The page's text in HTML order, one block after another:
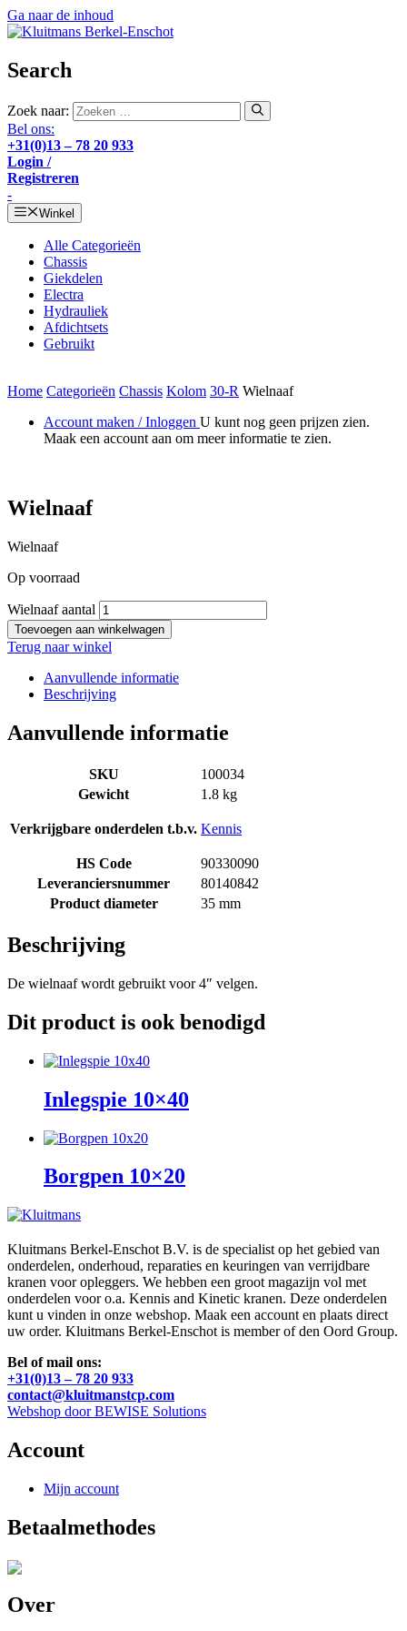
Ga naar de inhoud
Search
Zoek naar:
Bel ons:
+31(0)13 – 78 20 933
Login /
Registreren
-
Winkel
Alle Categorieën
Chassis
Giekdelen
Electra
Hydrauliek
Afdichtsets
Gebruikt
Home Categorieën Chassis Kolom 30-R Wielnaaf
Account maken / Inloggen U kunt nog geen prijzen zien.
Maak een account aan om meer informatie te zien.
Wielnaaf
Wielnaaf
Op voorraad
Wielnaaf aantal
Toevoegen aan winkelwagen
Terug naar winkel
Aanvullende informatie
Beschrijving
Aanvullende informatie
SKU
100034
Gewicht
1.8 kg
Verkrijgbare onderdelen t.b.v. Kennis
HS Code
90330090
Leveranciersnummer
80140842
Product diameter
35 mm
Beschrijving
De wielnaaf wordt gebruikt voor 4″ velgen.
Dit product is ook benodigd
Inlegspie 10×40
Borgpen 10×20
Kluitmans Berkel-Enschot B.V. is de specialist op het gebied van
onderdelen, onderhoud, reparaties en keuringen van verrijdbare
kranen voor opleggers. We hebben een groot magazijn vol met
onderdelen voor o.a. Kennis and Kinetic kranen. Deze onderdelen
kunt u vinden in onze webshop. Maak een account en plaats direct
uw order. Kluitmans Berkel-Enschot is member of den Oord Group.
Bel of mail ons:
+31(0)13 – 78 20 933
contact@kluitmanstcp.com
Webshop door BEWISE Solutions
Account
Mijn account
Betaalmethodes
Over